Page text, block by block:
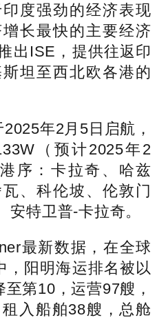
度强劲的经济表现
长最快的主要经济
出ISE，提供往返印
坦至西北欧各港的
年2月5日启航，
（预计2025年2
序：卡拉奇、哈兹
、科伦坡、伦敦门
安特卫普-卡拉奇。
最新数据，在全球
，阳明海运排名被以
第10，运营97艘，
入船舶38艘，总舱